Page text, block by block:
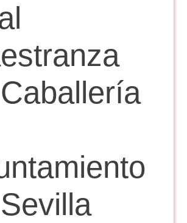
Audiovisual
CAV
CAV